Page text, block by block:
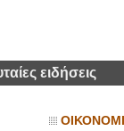
ειδήσεις